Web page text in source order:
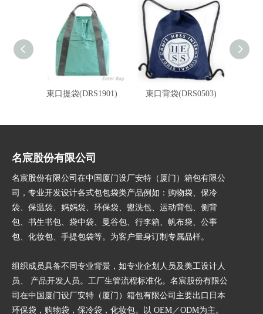
束口提袋(DRS1901) 束口背袋(DRS0503)
名宸股份有限公司
名宸股份有限公司在中国厦门设厂安特（厦门）箱包有限公
司，专业开发设计各式包包袋类产品例如：购物袋、保冷
袋、保温袋、妈妈袋、环保袋、盥洗包、运动背包、侧背
包、书生书包、袋中袋、曼谷包、行李箱、帆布袋、公事
包、化妆包、手提包袋等。为客户量身订制专属品样。
组织成员具备不同专业背景，如专业企划人员及美工设计人
员、 产品开发人员。工厂生管流程标准化。名宸股份有限公
司在中国厦门设厂安特（厦门）箱包有限公司主要出口日本
环保袋，购物袋，保冷袋，化妆包。以 OEM／ODM为主。